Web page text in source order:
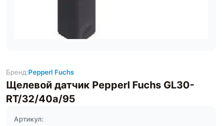
Бренд:Pepperl Fuchs
Щелевой датчик Pepperl Fuchs GL30-
RT/32/40a/95
Артикул: